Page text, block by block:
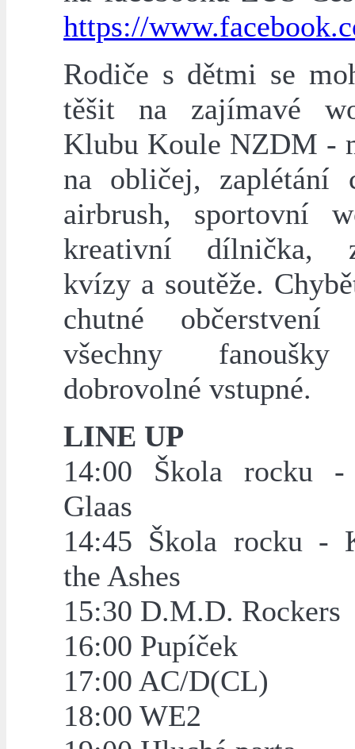
https://
Rodiče s dětmi se
těšit na zajímavé
Klubu Koule NZDM -
na obličej, zaplétání
airbrush, sportovní
kreativní dílnička,
kvízy a soutěže.
chutné
všechny
dobrovolné vstupné.
LINE UP
14:00 Škola rocku -
Glaas
14:45 Škola rocku -
the Ashes
15:30 D.M.D. Rockers
16:00 Pupíček
17:00 AC/D(CL)
18:00 WE2